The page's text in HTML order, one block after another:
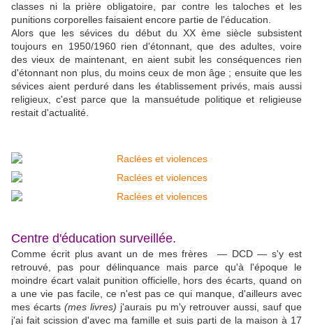
classes ni la prière obligatoire, par contre les taloches et les
punitions corporelles faisaient encore partie de l'éducation.
Alors que les sévices du début du XX ème siècle subsistent
toujours en 1950/1960 rien d'étonnant, que des adultes, voire
des vieux de maintenant, en aient subit les conséquences rien
d'étonnant non plus, du moins ceux de mon âge ; ensuite que les
sévices aient perduré dans les établissement privés, mais aussi
religieux, c'est parce que la mansuétude politique et religieuse
restait d'actualité.
Centre d'éducation surveillée.
Comme écrit plus avant un de mes frères — DCD — s'y est
retrouvé, pas pour délinquance mais parce qu'à l'époque le
moindre écart valait punition officielle, hors des écarts, quand on
a une vie pas facile, ce n'est pas ce qui manque, d'ailleurs avec
mes écarts(mes livres) j'aurais pu m'y retrouver aussi, sauf que
j'ai fait scission d'avec ma famille et suis parti de la maison à 17